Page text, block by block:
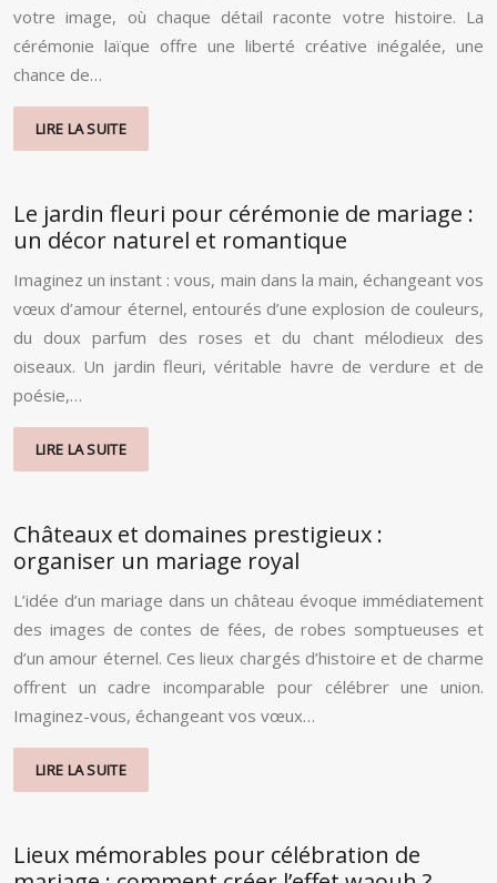
votre image, où chaque détail raconte votre histoire. La
cérémonie laïque offre une liberté créative inégalée, une
chance de…
LIRE LA SUITE
Le jardin fleuri pour cérémonie de mariage :
un décor naturel et romantique
Imaginez un instant : vous, main dans la main, échangeant vos
vœux d’amour éternel, entourés d’une explosion de couleurs,
du doux parfum des roses et du chant mélodieux des
oiseaux. Un jardin fleuri, véritable havre de verdure et de
poésie,…
LIRE LA SUITE
Châteaux et domaines prestigieux :
organiser un mariage royal
L’idée d’un mariage dans un château évoque immédiatement
des images de contes de fées, de robes somptueuses et
d’un amour éternel. Ces lieux chargés d’histoire et de charme
offrent un cadre incomparable pour célébrer une union.
Imaginez-vous, échangeant vos vœux…
LIRE LA SUITE
Lieux mémorables pour célébration de